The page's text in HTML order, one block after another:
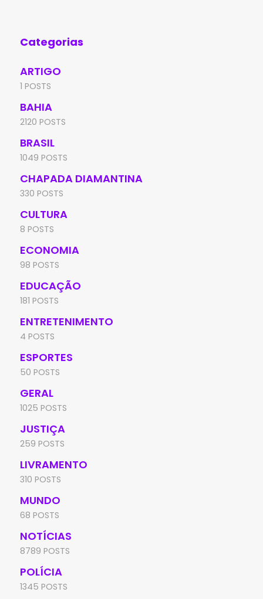
Categorias
ARTIGO
1 POSTS
BAHIA
2120 POSTS
BRASIL
1049 POSTS
CHAPADA DIAMANTINA
330 POSTS
CULTURA
8 POSTS
ECONOMIA
98 POSTS
EDUCAÇÃO
181 POSTS
ENTRETENIMENTO
4 POSTS
ESPORTES
50 POSTS
GERAL
1025 POSTS
JUSTIÇA
259 POSTS
LIVRAMENTO
310 POSTS
MUNDO
68 POSTS
NOTÍCIAS
8789 POSTS
POLÍCIA
1345 POSTS